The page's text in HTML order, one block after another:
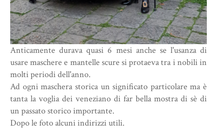
Anticamente durava quasi 6 mesi anche se l'usanza di
usare maschere e mantelle scure si protaeva tra i nobili in
molti periodi dell'anno.
Ad ogni maschera storica un significato particolare ma è
tanta la voglia dei veneziano di far bella mostra di sè di
un passato storico importante.
Dopo le foto alcuni indirizzi utili.